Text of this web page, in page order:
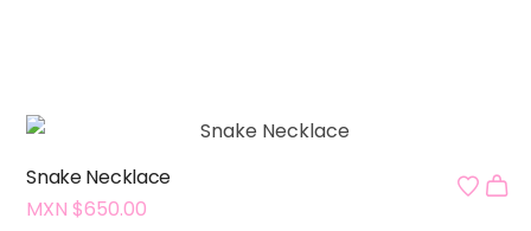
Snake Necklace
MXN $650.00